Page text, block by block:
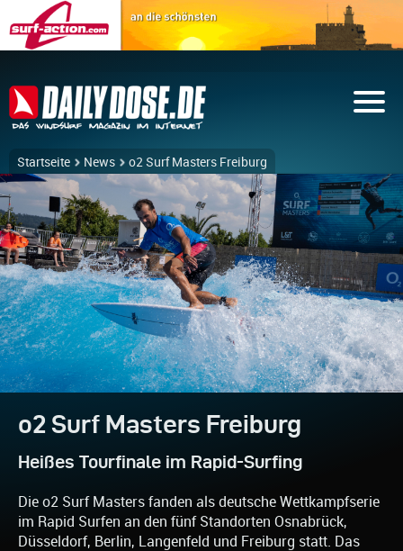
Startseite News o2 Surf Masters Freiburg
o2 Surf Masters Freiburg
Heißes Tourfinale im Rapid-Surfing
Die o2 Surf Masters fanden als deutsche Wettkampfserie
im Rapid Surfen an den fünf Standorten Osnabrück,
Düsseldorf, Berlin, Langenfeld und Freiburg statt. Das